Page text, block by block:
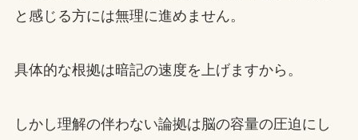
と感じる方には無理に進めません。
具体的な根拠は暗記の速度を上げますから。
しかし理解の伴わない論拠は脳の容量の圧迫にし